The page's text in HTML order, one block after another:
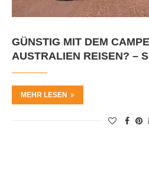
GÜNSTIG MIT DEM
AUSTRALIEN REISEN? –
MEHR LESEN